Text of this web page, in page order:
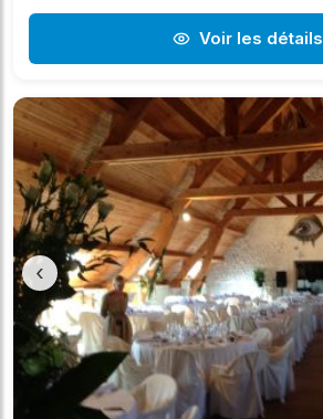
Voir les détails
‹